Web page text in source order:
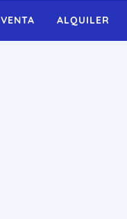
VENTA ALQUILER